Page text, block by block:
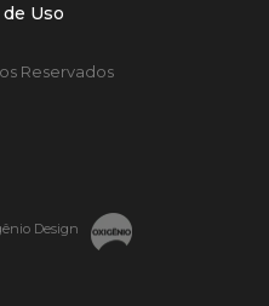
Uso
Reservados
Design